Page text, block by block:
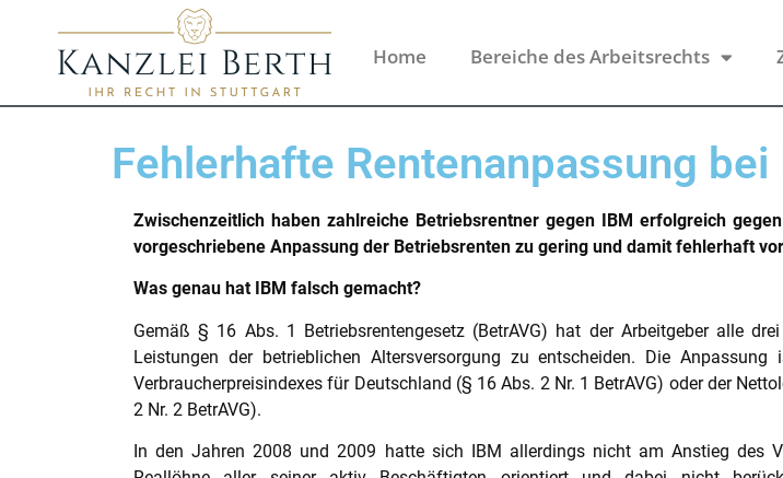
Home Bereiche des Arbeitsrechts
Fehlerhafte Rentenanpassung bei
Zwischenzeitlich haben zahlreiche Betriebsrentner gegen IBM erfolgreich
vorgeschriebene Anpassung der Betriebsrenten zu gering und damit fehlerhaft
Was genau hat IBM falsch gemacht?
Gemäß § 16 Abs. 1 Betriebsrentengesetz (BetrAVG) hat der Arbeitgeber alle
Leistungen der betrieblichen Altersversorgung zu entscheiden. Die
Verbraucherpreisindexes für Deutschland (§ 16 Abs. 2 Nr. 1 BetrAVG) oder der
2 Nr. 2 BetrAVG).
In den Jahren 2008 und 2009 hatte sich IBM allerdings nicht am Anstieg des